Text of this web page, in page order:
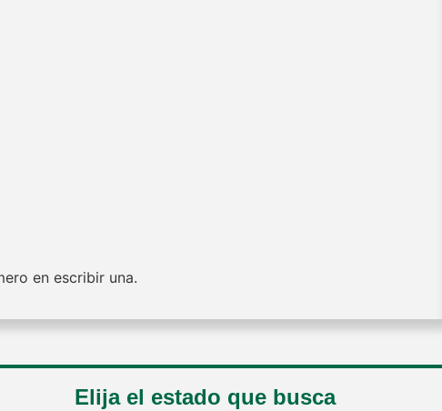
en escribir una.
Elija el estado que busca